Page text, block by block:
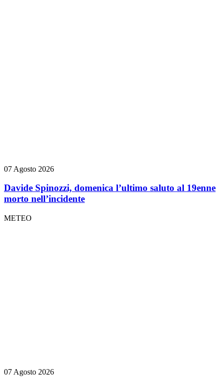
07 Agosto 2026
Davide Spinozzi, domenica l’ultimo saluto al 19enne
morto nell’incidente
METEO
07 Agosto 2026